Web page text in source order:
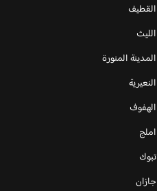
القطيف
الليث
المدينة المنورة
النعيرية
الهفوف
املج
تبوك
جازان